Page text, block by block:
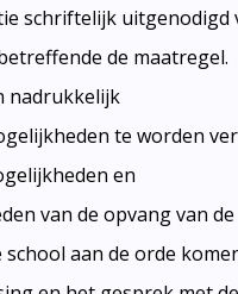
schriftelijk uitgenodigd
de maatregel.
nadrukkelijk
te worden
en
van de opvang van de
aan de orde